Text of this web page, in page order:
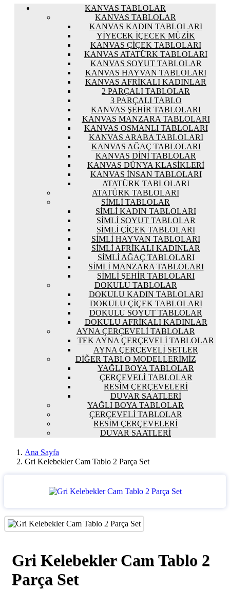
KANVAS TABLOLAR
KANVAS TABLOLAR
KANVAS KADIN TABLOLARI
YIYECEK İÇECEK MÜZIK
KANVAS ÇIÇEK TABLOLARI
KANVAS ATATÜRK TABLOLARI
KANVAS SOYUT TABLOLAR
KANVAS HAYVAN TABLOLARI
KANVAS AFRIKALI KADINLAR
2 PARÇALI TABLOLAR
3 PARÇALI TABLO
KANVAS ŞEHIR TABLOLARI
KANVAS MANZARA TABLOLARI
KANVAS OSMANLI TABLOLARI
KANVAS ARABA TABLOLARI
KANVAS AĞAÇ TABLOLARI
KANVAS DINI TABLOLAR
KANVAS DÜNYA KLASIKLERI
KANVAS İNSAN TABLOLARI
ATATÜRK TABLOLARI
ATATÜRK TABLOLARI
SIMLI TABLOLAR
SIMLI KADIN TABLOLARI
SIMLI SOYUT TABLOLAR
SIMLI ÇIÇEK TABLOLARI
SIMLI HAYVAN TABLOLARI
SIMLI AFRIKALI KADINLAR
SIMLI AĞAÇ TABLOLARI
SIMLI MANZARA TABLOLARI
SIMLI ŞEHIR TABLOLARI
DOKULU TABLOLAR
DOKULU KADIN TABLOLARI
DOKULU ÇIÇEK TABLOLARI
DOKULU SOYUT TABLOLAR
DOKULU AFRIKALI KADINLAR
AYNA ÇERÇEVELI TABLOLAR
TEK AYNA ÇERÇEVELI TABLOLAR
AYNA ÇERÇEVELI SETLER
DIĞER TABLO MODELLERIMIZ
YAĞLI BOYA TABLOLAR
ÇERÇEVELI TABLOLAR
RESIM ÇERÇEVELERI
DUVAR SAATLERI
YAĞLI BOYA TABLOLAR
ÇERÇEVELI TABLOLAR
RESIM ÇERÇEVELERI
DUVAR SAATLERI
Ana Sayfa
Gri Kelebekler Cam Tablo 2 Parça Set
Gri Kelebekler Cam Tablo 2
Parça Set